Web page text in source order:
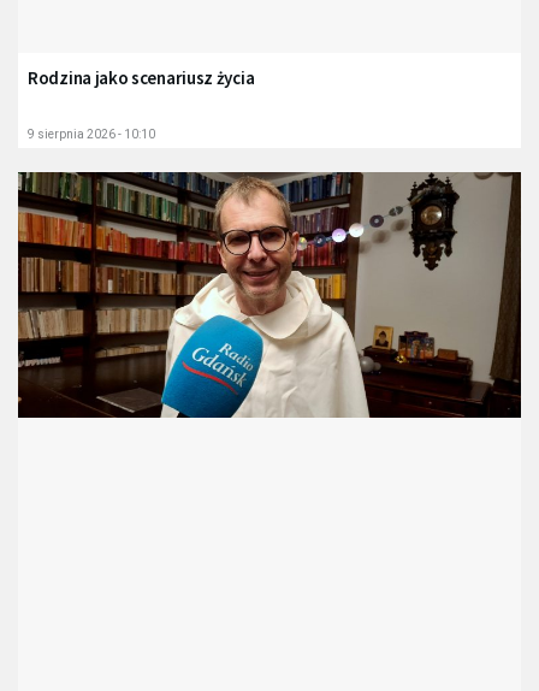
Rodzina jako scenariusz życia
9 sierpnia 2026 - 10:10